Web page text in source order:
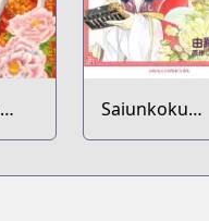
Saiunkoku
Monogatari